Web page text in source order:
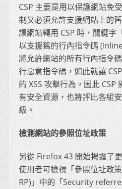
CSP 主要是用以保護網站免
制又必須允許支援網站上的
讓網站轉用 CSP 時，關鍵
以支援舊的行內指令碼
將允許網站的所有行內指令
行惡意指令碼，如此就讓
的 XSS 攻擊行為。因此
有安全資源，也將評比各組
級。
檢測網站的參照位址政策
另從 Firefox 43 開始揭露了
使用者可檢視「參照位址政
RP)」中的「Security